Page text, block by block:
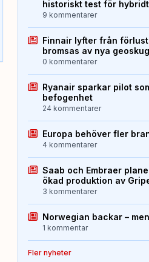
historiskt test för
9 kommentarer
Finnair lyfter från förlust
bromsas av nya
0 kommentarer
Ryanair sparkar pilot
befogenhet
24 kommentarer
Europa behöver fler
4 kommentarer
Saab och Embraer
ökad produktion av
3 kommentarer
Norwegian backar –
1 kommentar
Fler nyheter